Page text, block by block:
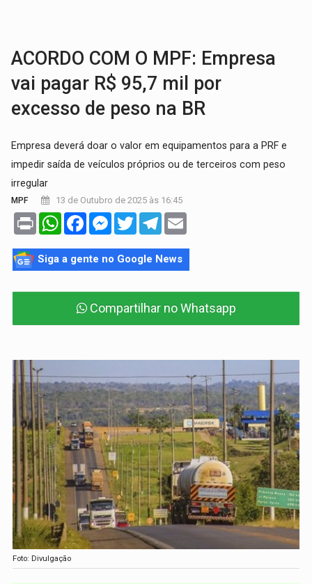
ACORDO COM O MPF: Empresa
vai pagar R$ 95,7 mil por
excesso de peso na BR
Empresa deverá doar o valor em equipamentos para a PRF e
impedir saída de veículos próprios ou de terceiros com peso
irregular
MPF 13 de Outubro de 2025 às 16:45
Print WhatsAppFacebookMessenger
TwitterTelegram
Siga a gente no Google News
Compartilhar no Whatsapp
Foto: Divulgação